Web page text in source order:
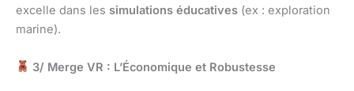
excelle dans les simulations éducatives (ex : exploration
marine).
3/ Merge VR : L’Économique et Robustesse